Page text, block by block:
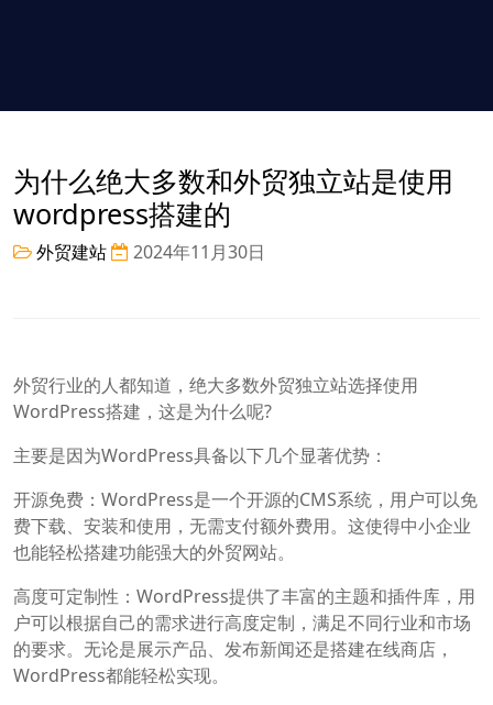
为什么绝大多数和外贸独立站是使用
wordpress搭建的
外贸建站 2024年11月30日
外贸行业的人都知道，绝大多数外贸独立站选择使用
WordPress搭建，这是为什么呢?
主要是因为WordPress具备以下几个显著优势：
开源免费：WordPress是一个开源的CMS系统，用户可以免
费下载、安装和使用，无需支付额外费用。这使得中小企业
也能轻松搭建功能强大的外贸网站。
高度可定制性：WordPress提供了丰富的主题和插件库，用
户可以根据自己的需求进行高度定制，满足不同行业和市场
的要求。无论是展示产品、发布新闻还是搭建在线商店，
WordPress都能轻松实现。